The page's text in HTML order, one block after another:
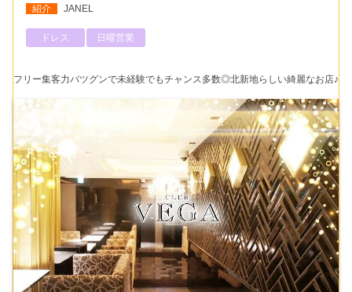
紹介 JANEL
ドレス 日曜営業
フリー集客力バツグンで未経験でもチャンス多数◎北新地らしい綺麗なお店♪